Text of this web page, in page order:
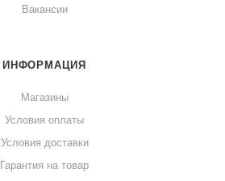
Вакансии
ИНФОРМАЦИЯ
Магазины
Условия оплаты
Условия доставки
Гарантия на товар